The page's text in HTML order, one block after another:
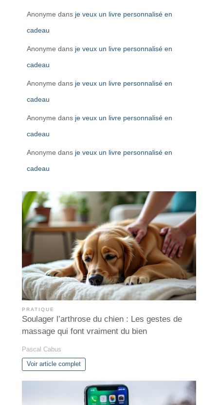
Anonyme dans je veux un livre personnalisé en
cadeau
Anonyme dans je veux un livre personnalisé en
cadeau
Anonyme dans je veux un livre personnalisé en
cadeau
Anonyme dans je veux un livre personnalisé en
cadeau
Anonyme dans je veux un livre personnalisé en
cadeau
PRATIQUE
Soulager l’arthrose du chien : Les gestes de
massage qui font vraiment du bien
Pascal Cabus
Voir article complet